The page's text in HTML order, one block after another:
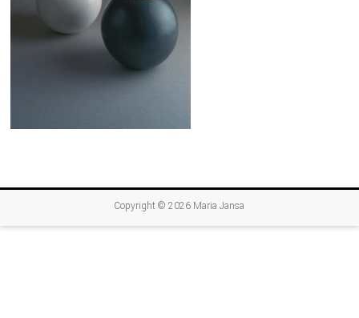
Copyright © 2026 Maria Jansa